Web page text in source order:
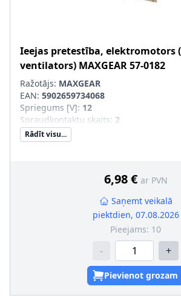
Ieejas pretestība, elektromotors
ventilators) MAXGEAR57-0182
Ražotājs: MAXGEAR
EAN: 5902659734068
Spriegums [V]: 12
Spraudkontaktu skaits: 2
Rādīt visu...
6,98 € ar PVN
Saņemt veikalā
piektdien, 07.08.2026
Pieejams: 10
- +
Pievienot grozam